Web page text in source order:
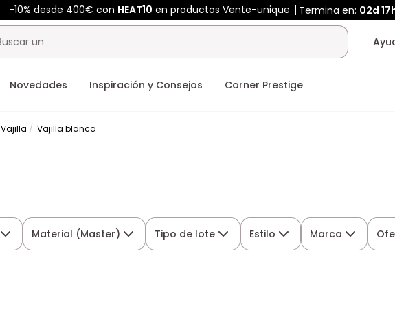
-10% desde 400€ con HEAT10 en productos Vente-unique Termina en: 02d
Novedades Inspiración y Consejos Corner Prestige
Vajilla Vajilla blanca
Material (Master) Tipo de lote Estilo Marca